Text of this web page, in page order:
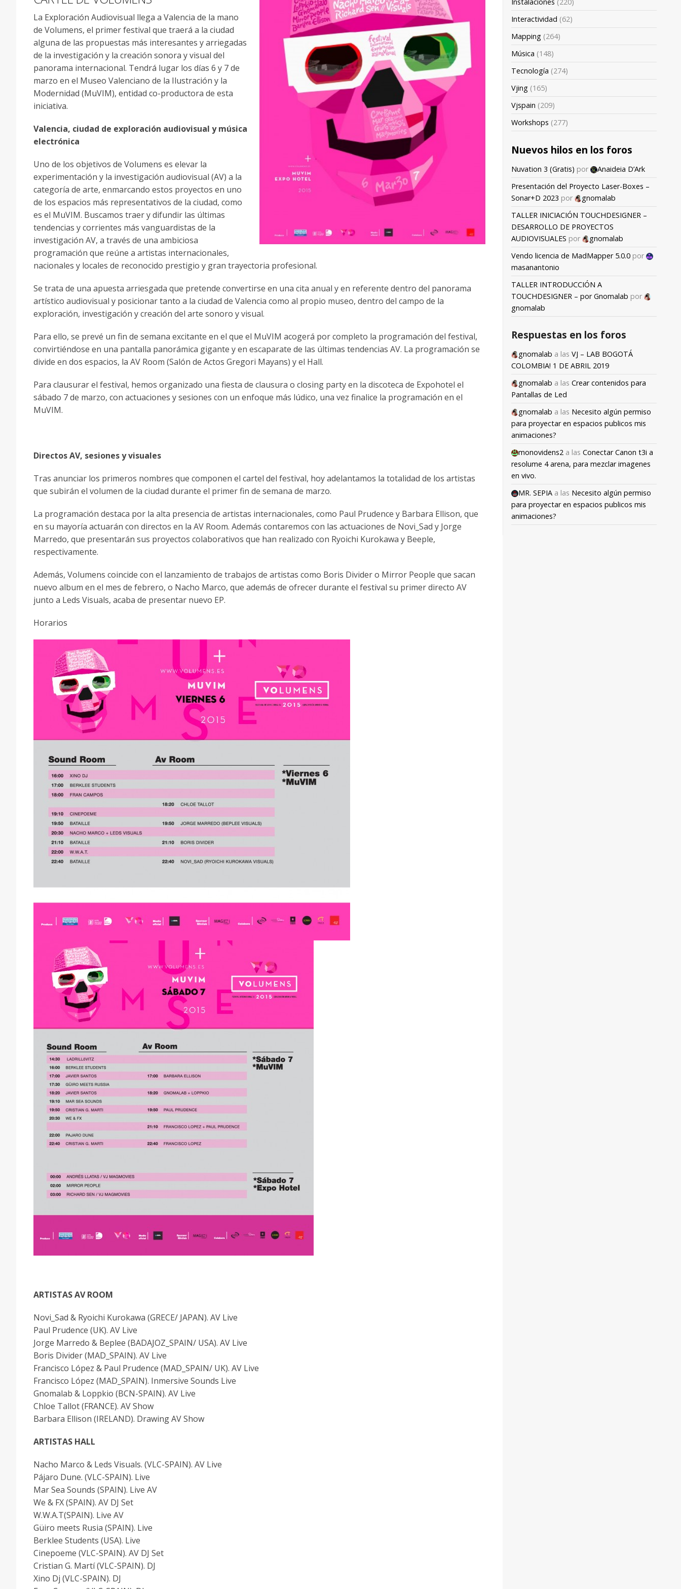
La Exploración Audiovisual llega a Valencia de la mano
de Volumens, el primer festival que traerá a la ciudad
alguna de las propuestas más interesantes y arriegadas
de la investigación y la creación sonora y visual del
panorama internacional. Tendrá lugar los días 6 y 7 de
marzo en el Museo Valenciano de la Ilustración y la
Modernidad (MuVIM), entidad co-productora de esta
iniciativa.
Valencia, ciudad de exploración audiovisual y música
electrónica
Uno de los objetivos de Volumens es elevar la
experimentación y la investigación audiovisual (AV) a la
categoría de arte, enmarcando estos proyectos en uno
de los espacios más representativos de la ciudad, como
es el MuVIM. Buscamos traer y difundir las últimas
tendencias y corrientes más vanguardistas de la
investigación AV, a través de una ambiciosa
programación que reúne a artistas internacionales,
nacionales y locales de reconocido prestigio y gran trayectoria profesional.
Se trata de una apuesta arriesgada que pretende convertirse en una cita anual y en referente dentro del panorama
artístico audiovisual y posicionar tanto a la ciudad de Valencia como al propio museo, dentro del campo de la
exploración, investigación y creación del arte sonoro y visual.
Para ello, se prevé un fin de semana excitante en el que el MuVIM acogerá por completo la programación del festival,
convirtiéndose en una pantalla panorámica gigante y en escaparate de las últimas tendencias AV. La programación se
divide en dos espacios, la AV Room (Salón de Actos Gregori Mayans) y el Hall.
Para clausurar el festival, hemos organizado una fiesta de clausura o closing party en la discoteca de Expohotel el
sábado 7 de marzo, con actuaciones y sesiones con un enfoque más lúdico, una vez finalice la programación en el
MuVIM.
Directos AV, sesiones y visuales
Tras anunciar los primeros nombres que componen el cartel del festival, hoy adelantamos la totalidad de los artistas
que subirán el volumen de la ciudad durante el primer fin de semana de marzo.
La programación destaca por la alta presencia de artistas internacionales, como Paul Prudence y Barbara Ellison, que
en su mayoría actuarán con directos en la AV Room. Además contaremos con las actuaciones de Novi_Sad y Jorge
Marredo, que presentarán sus proyectos colaborativos que han realizado con Ryoichi Kurokawa y Beeple,
respectivamente.
Además, Volumens coincide con el lanzamiento de trabajos de artistas como Boris Divider o Mirror People que sacan
nuevo album en el mes de febrero, o Nacho Marco, que además de ofrecer durante el festival su primer directo AV
junto a Leds Visuals, acaba de presentar nuevo EP.
Horarios
ARTISTAS AV ROOM
Novi_Sad & Ryoichi Kurokawa (GRECE/ JAPAN). AV Live
Paul Prudence (UK). AV Live
Jorge Marredo & Beplee (BADAJOZ_SPAIN/ USA). AV Live
Boris Divider (MAD_SPAIN). AV Live
Francisco López & Paul Prudence (MAD_SPAIN/ UK). AV Live
Francisco López (MAD_SPAIN). Inmersive Sounds Live
Gnomalab & Loppkio (BCN-SPAIN). AV Live
Chloe Tallot (FRANCE). AV Show
Barbara Ellison (IRELAND). Drawing AV Show
ARTISTAS HALL
Nacho Marco & Leds Visuals. (VLC-SPAIN). AV Live
Pájaro Dune. (VLC-SPAIN). Live
Mar Sea Sounds (SPAIN). Live AV
We & FX (SPAIN). AV DJ Set
W.W.A.T(SPAIN). Live AV
Güiro meets Rusia (SPAIN). Live
Berklee Students (USA). Live
Cinepoeme (VLC-SPAIN). AV DJ Set
Cristian G. Martí (VLC-SPAIN). DJ
Xino Dj (VLC-SPAIN). DJ
Instalaciones (220)
Interactividad (62)
Mapping (264)
Música (148)
Tecnología (274)
Vjing (165)
Vjspain (209)
Workshops (277)
Nuevos hilos en los foros
Nuvation 3 (Gratis) por
Anaideia D’Ark
Presentación del Proyecto Laser-Boxes –
Sonar+D 2023 por
gnomalab
TALLER INICIACIÓN TOUCHDESIGNER –
DESARROLLO DE PROYECTOS
AUDIOVISUALES por
gnomalab
Vendo licencia de MadMapper 5.0.0 por
masanantonio
TALLER INTRODUCCIÓN A
TOUCHDESIGNER – por Gnomalab por
gnomalab
Respuestas en los foros
gnomalab a las VJ – LAB BOGOTÁ
COLOMBIA! 1 DE ABRIL 2019
gnomalab a las Crear contenidos para
Pantallas de Led
gnomalab a las Necesito algún permiso
para proyectar en espacios publicos mis
animaciones?
monovidens2 a las Conectar Canon t3i a
resolume 4 arena, para mezclar imagenes
en vivo.
MR. SEPIA a las Necesito algún permiso
para proyectar en espacios publicos mis
animaciones?